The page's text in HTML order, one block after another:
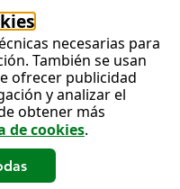
necesarias para
También se usan
ofrecer publicidad
y analizar el
obtener más
de cookies.